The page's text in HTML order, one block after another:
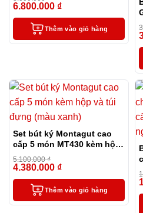
6.800.000 ₫
Thêm vào giỏ hàng
Set bút ký Montagut cao
cấp 5 món MT430 kèm hộp
và túi đựng màu xanh
5.100.000₫
4.380.000 ₫
Thêm vào giỏ hàng